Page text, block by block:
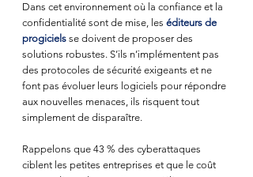
Dans cet environnement où la confiance et la
confidentialité sont de mise, les éditeurs de
progiciels se doivent de proposer des
solutions robustes. S’ils n’implémentent pas
des protocoles de sécurité exigeants et ne
font pas évoluer leurs logiciels pour répondre
aux nouvelles menaces, ils risquent tout
simplement de disparaître.
Rappelons que 43 % des cyberattaques
ciblent les petites entreprises et que le coût